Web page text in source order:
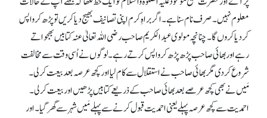
معلوم نہیں۔ صرف نام سنا ہے۔ اگر براہِ کرم اپنی تصانیف بھیج دیا کریں تو پڑھ کر واپس
کر دیا کروں گا۔ چنانچہ مولوی عبدالکریم صاحب رضی اللہ تعالیٰ عنہ کتابیں بھجواتے
رہے اور بھائی صاحب پڑھ پڑھ کر واپس کرتے رہے۔ لوگوں نے اُسی وقت سے مخالفت
شروع کر دی مگر بھائی صاحب نے استقلال سے کام لیا اور کچھ عرصہ بعد بیعت کر لی۔
مَیں نے بھی کچھ عرصے بعد بھائی صاحب کے ذریعے کتابیں پڑھیں اور بیعت کر لی۔
احمدیت سے کچھ عرصہ پہلے یعنی احمدیت قبول کرنے سے پہلے مَیں شہر سے گھر گیا۔ اور